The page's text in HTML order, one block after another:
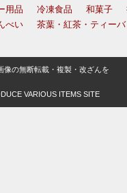
用品 冷凍食品 和菓子
べい
茶葉・紅茶・ティー
像の無断転載・複製・改ざんを
VARIOUS ITEMS SITE